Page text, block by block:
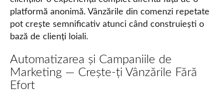
platformă anonimă. Vânzările din comenzi repetate
pot crește semnificativ atunci când construiești o
bază de clienți loiali.
Automatizarea și Campaniile de
Marketing — Crește-ți Vânzările Fără
Efort